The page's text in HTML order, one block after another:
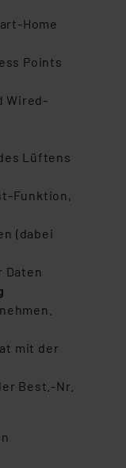
Home
Points
Wired-
Lüftens
Funktion,
(dabei
Daten
mit der
Best.-Nr.